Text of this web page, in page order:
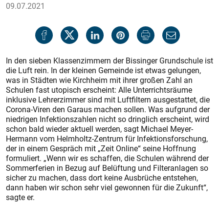
09.07.2021
In den sieben Klassenzimmern der Bissinger Grundschule ist
die Luft rein. In der kleinen Gemeinde ist etwas gelungen,
was in Städten wie Kirchheim mit ihrer großen Zahl an
Schulen fast utopisch erscheint: Alle Unterrichtsräume
inklusive Lehrerzimmer sind mit Luftfiltern ausgestattet, die
Corona-Viren den Garaus machen sollen. Was aufgrund der
niedrigen Infektionszahlen nicht so dringlich erscheint, wird
schon bald wieder aktuell werden, sagt Michael Meyer-
Hermann vom Helmholtz-Zentrum für Infektionsforschung,
der in einem Gespräch mit „Zeit Online“ seine Hoffnung
formuliert. „Wenn wir es schaffen, die Schulen während der
Sommerferien in Bezug auf Belüftung und Filteranlagen so
sicher zu machen, dass dort keine Ausbrüche entstehen,
dann haben wir schon sehr viel gewonnen für die Zukunft“,
sagte er.